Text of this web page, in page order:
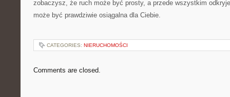
zobaczysz, że ruch może być prosty, a przede wszystkim
może być prawdziwie osiągalna dla Ciebie.
CATEGORIES: NIERUCHOMOŚCI
Comments are closed.